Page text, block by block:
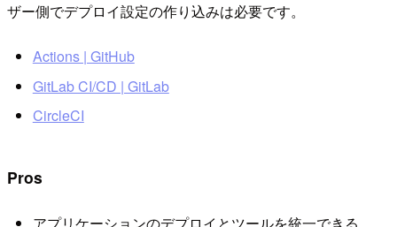
ザー側でデプロイ設定の作り込みは必要です。
Actions | GitHub
GitLab CI/CD | GitLab
CircleCI
Pros